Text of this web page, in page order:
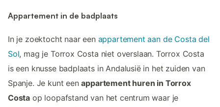
Appartement in de badplaats
In je zoektocht naar een appartement aan de Costa del
Sol, mag je Torrox Costa niet overslaan. Torrox Costa
is een knusse badplaats in Andalusië in het zuiden van
Spanje. Je kunt eenappartement huren in Torrox
Costa op loopafstand van het centrum waar je